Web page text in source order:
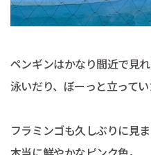
ペンギンはかなり間近で見れ
泳いだり、ぼーっと立って
フラミンゴも久しぶりに見ま